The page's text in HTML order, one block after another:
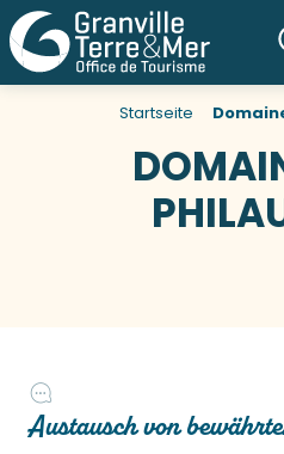
Startseite
Austausch von